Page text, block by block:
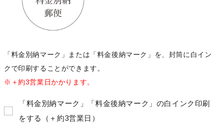
「料金別納マーク」または「料金後納マーク」を、 封筒に白イン
クで印刷することができます。
※＋約3営業日かかります。
「料金別納マーク」「料金後納マーク」の白インク印刷
をする（＋約3営業日）